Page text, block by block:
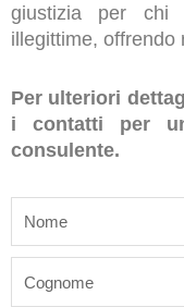
giustizia per chi
illegittime, offrendo
Per ulteriori
i contatti per
consulente.